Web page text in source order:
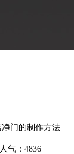
门的制作方法
气：4836